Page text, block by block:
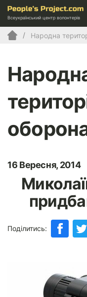
Всеукраїнський центр волонтерів
Народна
16 Вересня, 2014
Поділитись: